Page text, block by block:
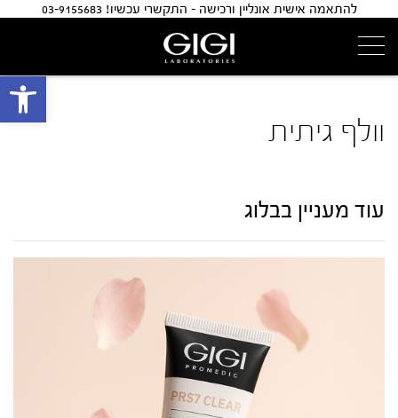
להתאמה אישית אונליין ורכישה - התקשרי עכשיו! 03-9155683
וולף גיתית
עוד מעניין בבלוג